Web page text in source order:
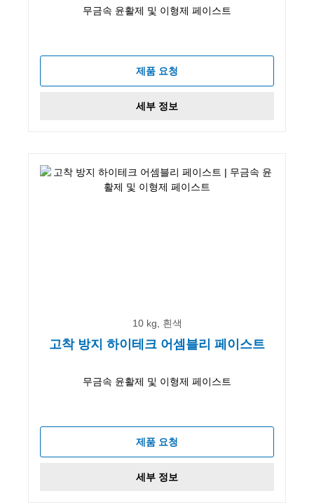
무금속 윤활제 및 이형제 페이스트
제품 요청
세부 정보
10 kg, 흰색
고착 방지 하이테크 어셈블리 페이스트
무금속 윤활제 및 이형제 페이스트
제품 요청
세부 정보